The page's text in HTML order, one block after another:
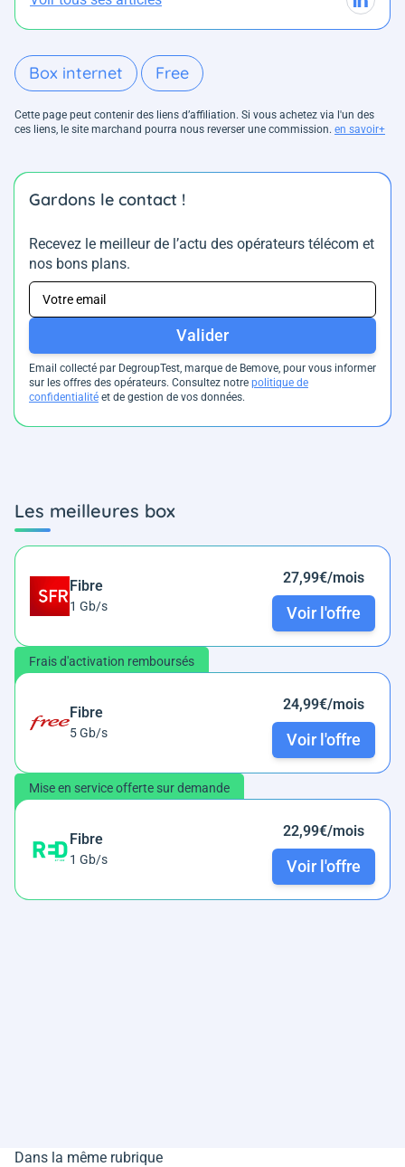
Box internet Free
Cette page peut contenir des liens d’affiliation. Si vous achetez via l'un des
ces liens, le site marchand pourra nous reverser une commission. en savoir+
Gardons le contact !
Recevez le meilleur de l’actu des opérateurs télécom et
nos bons plans.
Valider
Email collecté par DegroupTest, marque de Bemove, pour vous informer
sur les offres des opérateurs. Consultez notre politique de
confidentialité et de gestion de vos données.
Les meilleures box
Fibre
1 Gb/s
27,99€/mois
Voir l'offre
Frais d'activation remboursés
Fibre
5 Gb/s
24,99€/mois
Voir l'offre
Mise en service offerte sur demande
Fibre
1 Gb/s
22,99€/mois
Voir l'offre
Dans la même rubrique